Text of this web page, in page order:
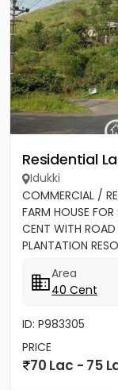
Residential
Idukki
COMMERCIAL /
FARM HOUSE
CENT WITH
PLANTATION
Area
40 Cent
ID: P983305
PRICE
70 Lac - 75